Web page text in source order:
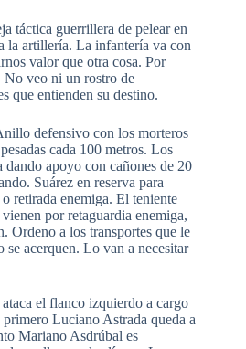
táctica guerrillera de pelear en
la artillería. La infantería va con
valor que otra cosa. Por
veo ni un rostro de
que entienden su destino.
defensivo con los morteros
cada 100 metros. Los
dando apoyo con cañones de 20
Suárez en reserva para
retirada enemiga. El teniente
por retaguardia enemiga,
Ordeno a los transportes que le
se acerquen. Lo van a necesitar
el flanco izquierdo a cargo
Luciano Astrada queda a
Mariano Asdrúbal es